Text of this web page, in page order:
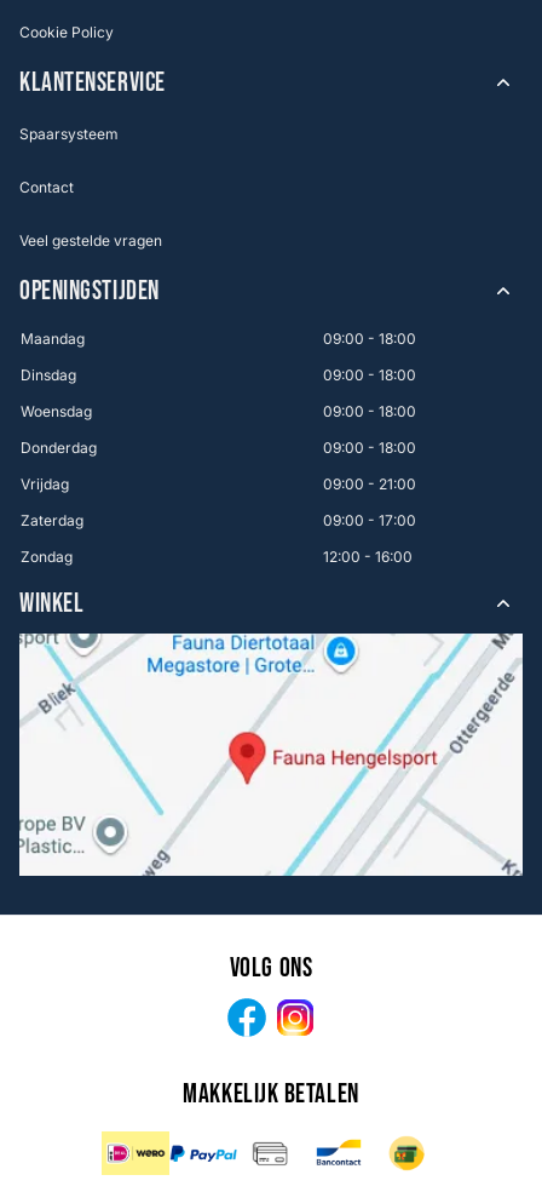
Cookie Policy
KLANTENSERVICE
Spaarsysteem
Contact
Veel gestelde vragen
OPENINGSTIJDEN
Maandag
09:00 - 18:00
Dinsdag
09:00 - 18:00
Woensdag
09:00 - 18:00
Donderdag
09:00 - 18:00
Vrijdag
09:00 - 21:00
Zaterdag
09:00 - 17:00
Zondag
12:00 - 16:00
WINKEL
Volg ons
Facebook
Makkelijk betalen